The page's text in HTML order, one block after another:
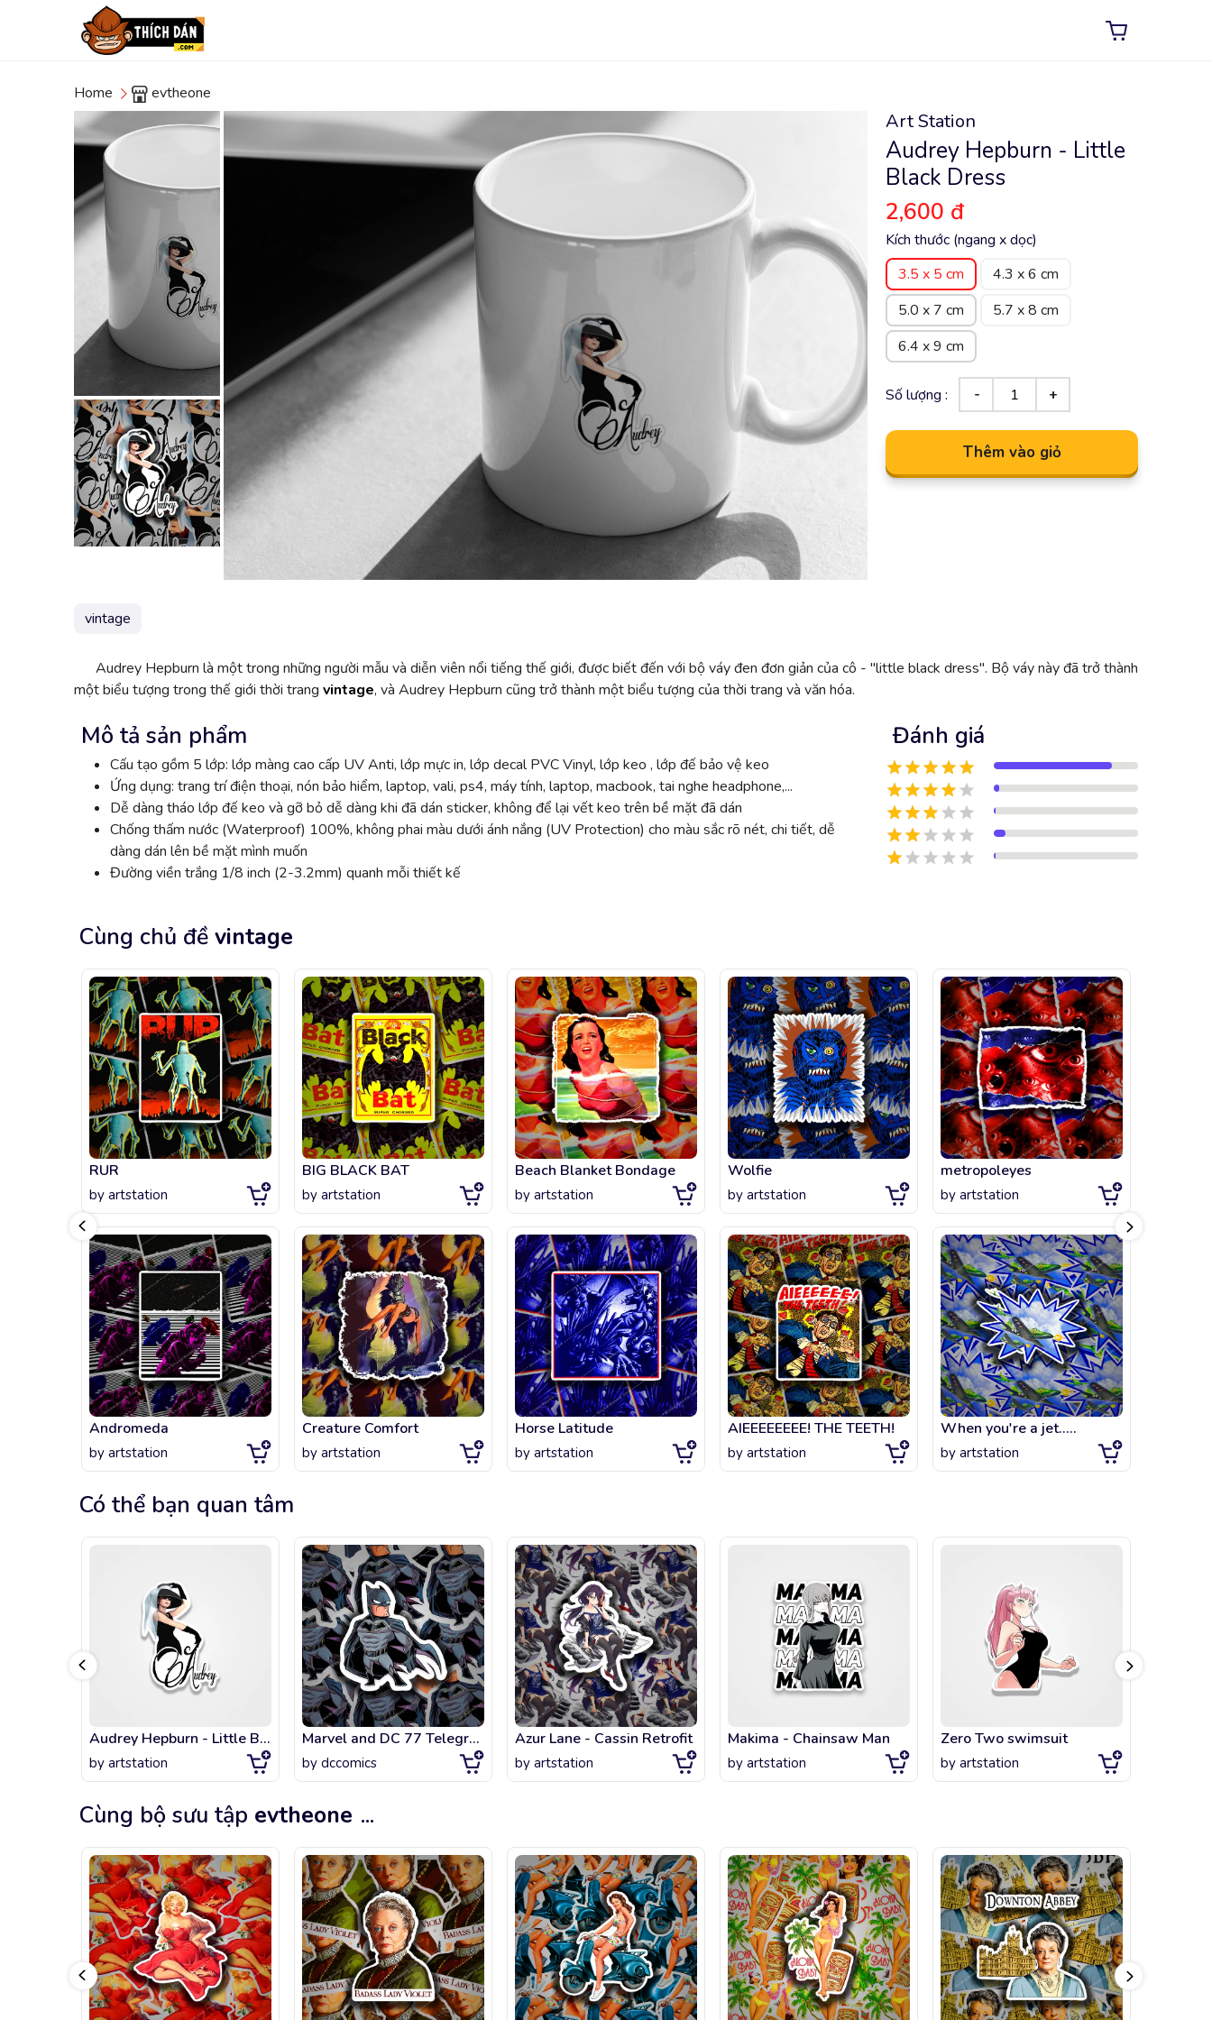
Home evtheone
Art Station
Audrey Hepburn - Little
Black Dress
2,600 đ
Kích thước (ngang x dọc)
3.5 x 5 cm
4.3 x 6 cm
5.0 x 7 cm
5.7 x 8 cm
6.4 x 9 cm
Số lượng :
Thêm vào giỏ
vintage
Audrey Hepburn là một trong những người mẫu và diễn viên nổi tiếng thế giới, được biết đến với bộ váy đen đơn giản của cô - "little black dress". Bộ váy này đã trở thành
một biểu tượng trong thế giới thời trang vintage, và Audrey Hepburn cũng trở thành một biểu tượng của thời trang và văn hóa.
Mô tả sản phẩm
Cấu tạo gồm 5 lớp: lớp màng cao cấp UV Anti, lớp mực in, lớp decal PVC Vinyl, lớp keo , lớp đế bảo vệ keo
Ứng dụng: trang trí điện thoại, nón bảo hiểm, laptop, vali, ps4, máy tính, laptop, macbook, tai nghe headphone,...
Dễ dàng tháo lớp đế keo và gỡ bỏ dễ dàng khi đã dán sticker, không để lại vết keo trên bề mặt đã dán
Chống thấm nước (Waterproof) 100%, không phai màu dưới ánh nắng (UV Protection) cho màu sắc rõ nét, chi tiết, dễ
dàng dán lên bề mặt mình muốn
Đường viền trắng 1/8 inch (2-3.2mm) quanh mỗi thiết kế
Đánh giá
Cùng chủ đề vintage
RUR
by artstation
Andromeda
by artstation
BIG BLACK BAT
by artstation
Creature Comfort
by artstation
Beach Blanket Bondage
by artstation
Horse Latitude
by artstation
Wolfie
by artstation
AIEEEEEEEE! THE TEETH!
by artstation
metropoleyes
by artstation
When you're a jet.....
by artstation
Có thể bạn quan tâm
Audrey Hepburn - Little Black Dress
by artstation
Marvel and DC 77 Telegram Sticker
by dccomics
Azur Lane - Cassin Retrofit
by artstation
Makima - Chainsaw Man
by artstation
Zero Two swimsuit
by artstation
Cùng bộ sưu tập evtheone ...